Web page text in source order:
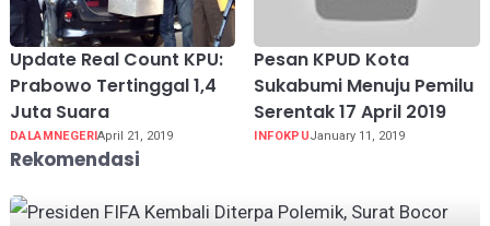
Update Real Count KPU:
Prabowo Tertinggal 1,4
Juta Suara
DALAMNEGERIApril 21, 2019
Pesan KPUD Kota
Sukabumi Menuju Pemilu
Serentak 17 April 2019
INFOKPUJanuary 11, 2019
Rekomendasi